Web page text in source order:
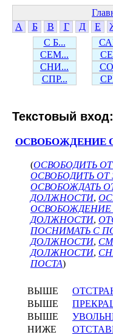
А
Б В Г Д Е
С Б...
СЕМ...
СНИ...
СПР...
Текстовый вход:
ОСВОБОЖДЕНИЕ
(ОСВОБОДИТЬ
ОСВОБОДИТЬ ОТ
ОСВОБОЖДАТЬ
ДОЛЖНОСТИ,
ДОЛЖНОСТИ,
ПОСНИМАТЬ С
ДОЛЖНОСТИ,
ДОЛЖНОСТИ,
ПОСТА)
ВЫШЕ
ВЫШЕ
ВЫШЕ
НИЖЕ